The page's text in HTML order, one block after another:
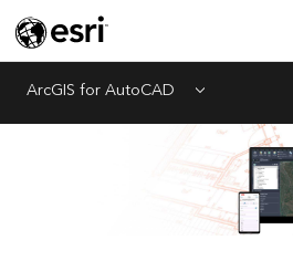
ArcGIS for AutoCAD Menu